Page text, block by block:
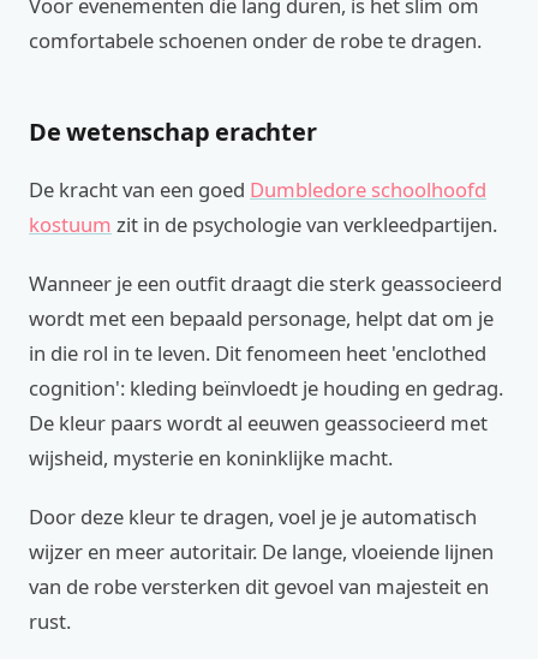
comfortabele schoenen onder de robe te dragen.
De wetenschap erachter
De kracht van een goed Dumbledore schoolhoofd
kostuum zit in de psychologie van verkleedpartijen.
Wanneer je een outfit draagt die sterk geassocieerd
wordt met een bepaald personage, helpt dat om je
in die rol in te leven. Dit fenomeen heet 'enclothed
cognition': kleding beïnvloedt je houding en gedrag.
De kleur paars wordt al eeuwen geassocieerd met
wijsheid, mysterie en koninklijke macht.
Door deze kleur te dragen, voel je je automatisch
wijzer en meer autoritair. De lange, vloeiende lijnen
van de robe versterken dit gevoel van majesteit en
rust.